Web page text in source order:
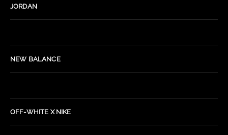
JORDAN
NEW BALANCE
OFF-WHITE X NIKE